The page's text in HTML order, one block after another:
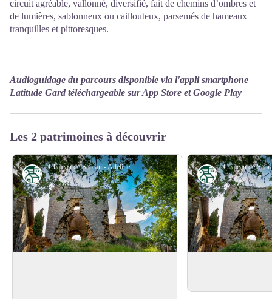
circuit agréable, vallonné, diversifié, fait de chemins d’ombres et
de lumières, sablonneux ou caillouteux, parsemés de hameaux
tranquilles et pittoresques.
Audioguidage du parcours disponible via l'appli smartphone
Latitude Gard téléchargeable sur App Store et Google Play
Les 2 patrimoines à découvrir
Château de Sabran - Adeline Justamond Photographie
Patrimoine Patrimoine